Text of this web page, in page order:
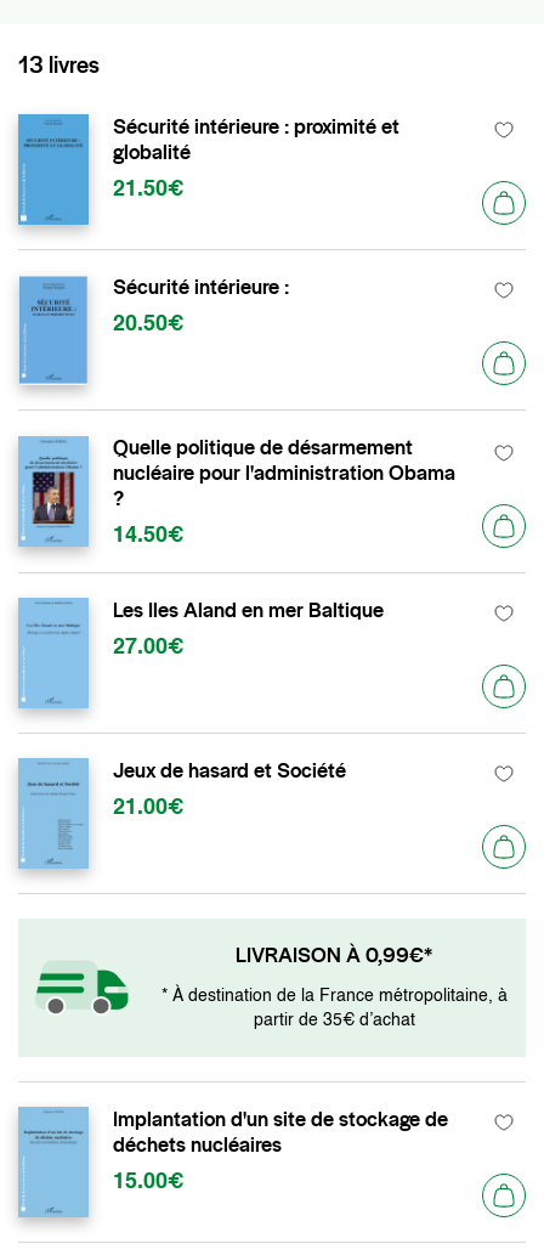
13 livres
Sécurité intérieure : proximité et
globalité
21.50€
Sécurité intérieure :
20.50€
Quelle politique de désarmement
nucléaire pour l'administration Obama
?
14.50€
Les Iles Aland en mer Baltique
27.00€
Jeux de hasard et Société
21.00€
LIVRAISON À 0,99€*
* À destination de la France métropolitaine, à
partir de 35€ d’achat
Implantation d'un site de stockage de
déchets nucléaires
15.00€